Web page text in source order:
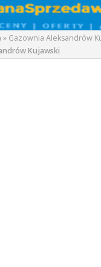
» Gazownia Aleksandrów
Kujawski